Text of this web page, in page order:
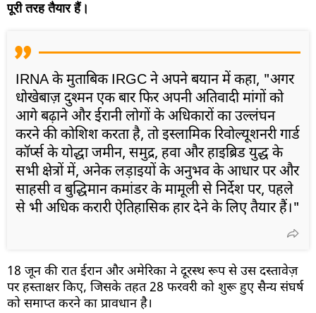
पूरी तरह तैयार हैं।
IRNA के मुताबिक IRGC ने अपने बयान में कहा, "अगर
धोखेबाज़ दुश्मन एक बार फिर अपनी अतिवादी मांगों को
आगे बढ़ाने और ईरानी लोगों के अधिकारों का उल्लंघन
करने की कोशिश करता है, तो इस्लामिक रिवोल्यूशनरी गार्ड
कॉर्प्स के योद्धा जमीन, समुद्र, हवा और हाइब्रिड युद्ध के
सभी क्षेत्रों में, अनेक लड़ाइयों के अनुभव के आधार पर और
साहसी व बुद्धिमान कमांडर के मामूली से निर्देश पर, पहले
से भी अधिक करारी ऐतिहासिक हार देने के लिए तैयार हैं।"
18 जून की रात ईरान और अमेरिका ने दूरस्थ रूप से उस दस्तावेज़
पर हस्ताक्षर किए, जिसके तहत 28 फरवरी को शुरू हुए सैन्य संघर्ष
को समाप्त करने का प्रावधान है।